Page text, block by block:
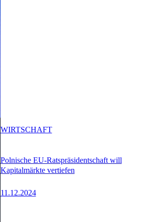
Polnische EU-Ratspräsidentschaft will
Kapitalmärkte vertiefen
11.12.2024
WIRTSCHAFT